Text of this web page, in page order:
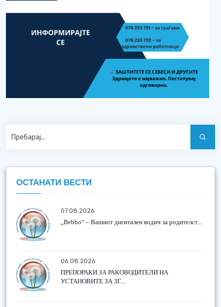
ОСТАНАТИ ВЕСТИ
07.08.2026
„Bebbo“ – Вашиот дигитален водич за родителст...
06.08.2026
ПРЕПОРАКИ ЗА РАКОВОДИТЕЛИ НА
УСТАНОВИТЕ ЗА ЗГ...